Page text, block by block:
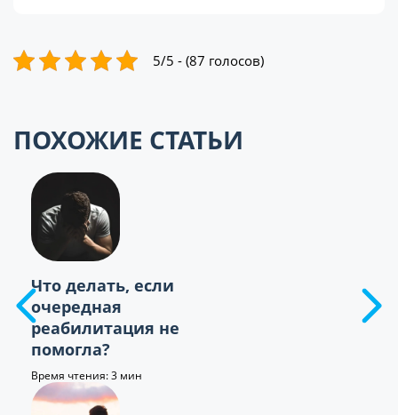
5/5 - (87 голосов)
ПОХОЖИЕ СТАТЬИ
Что делать, если
очередная
реабилитация не
помогла?
Время чтения: 3 мин